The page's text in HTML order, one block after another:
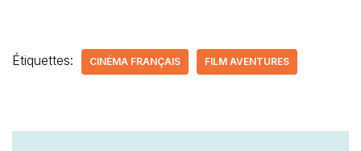
Étiquettes: CINÉMA FRANÇAIS FILM AVENTURES